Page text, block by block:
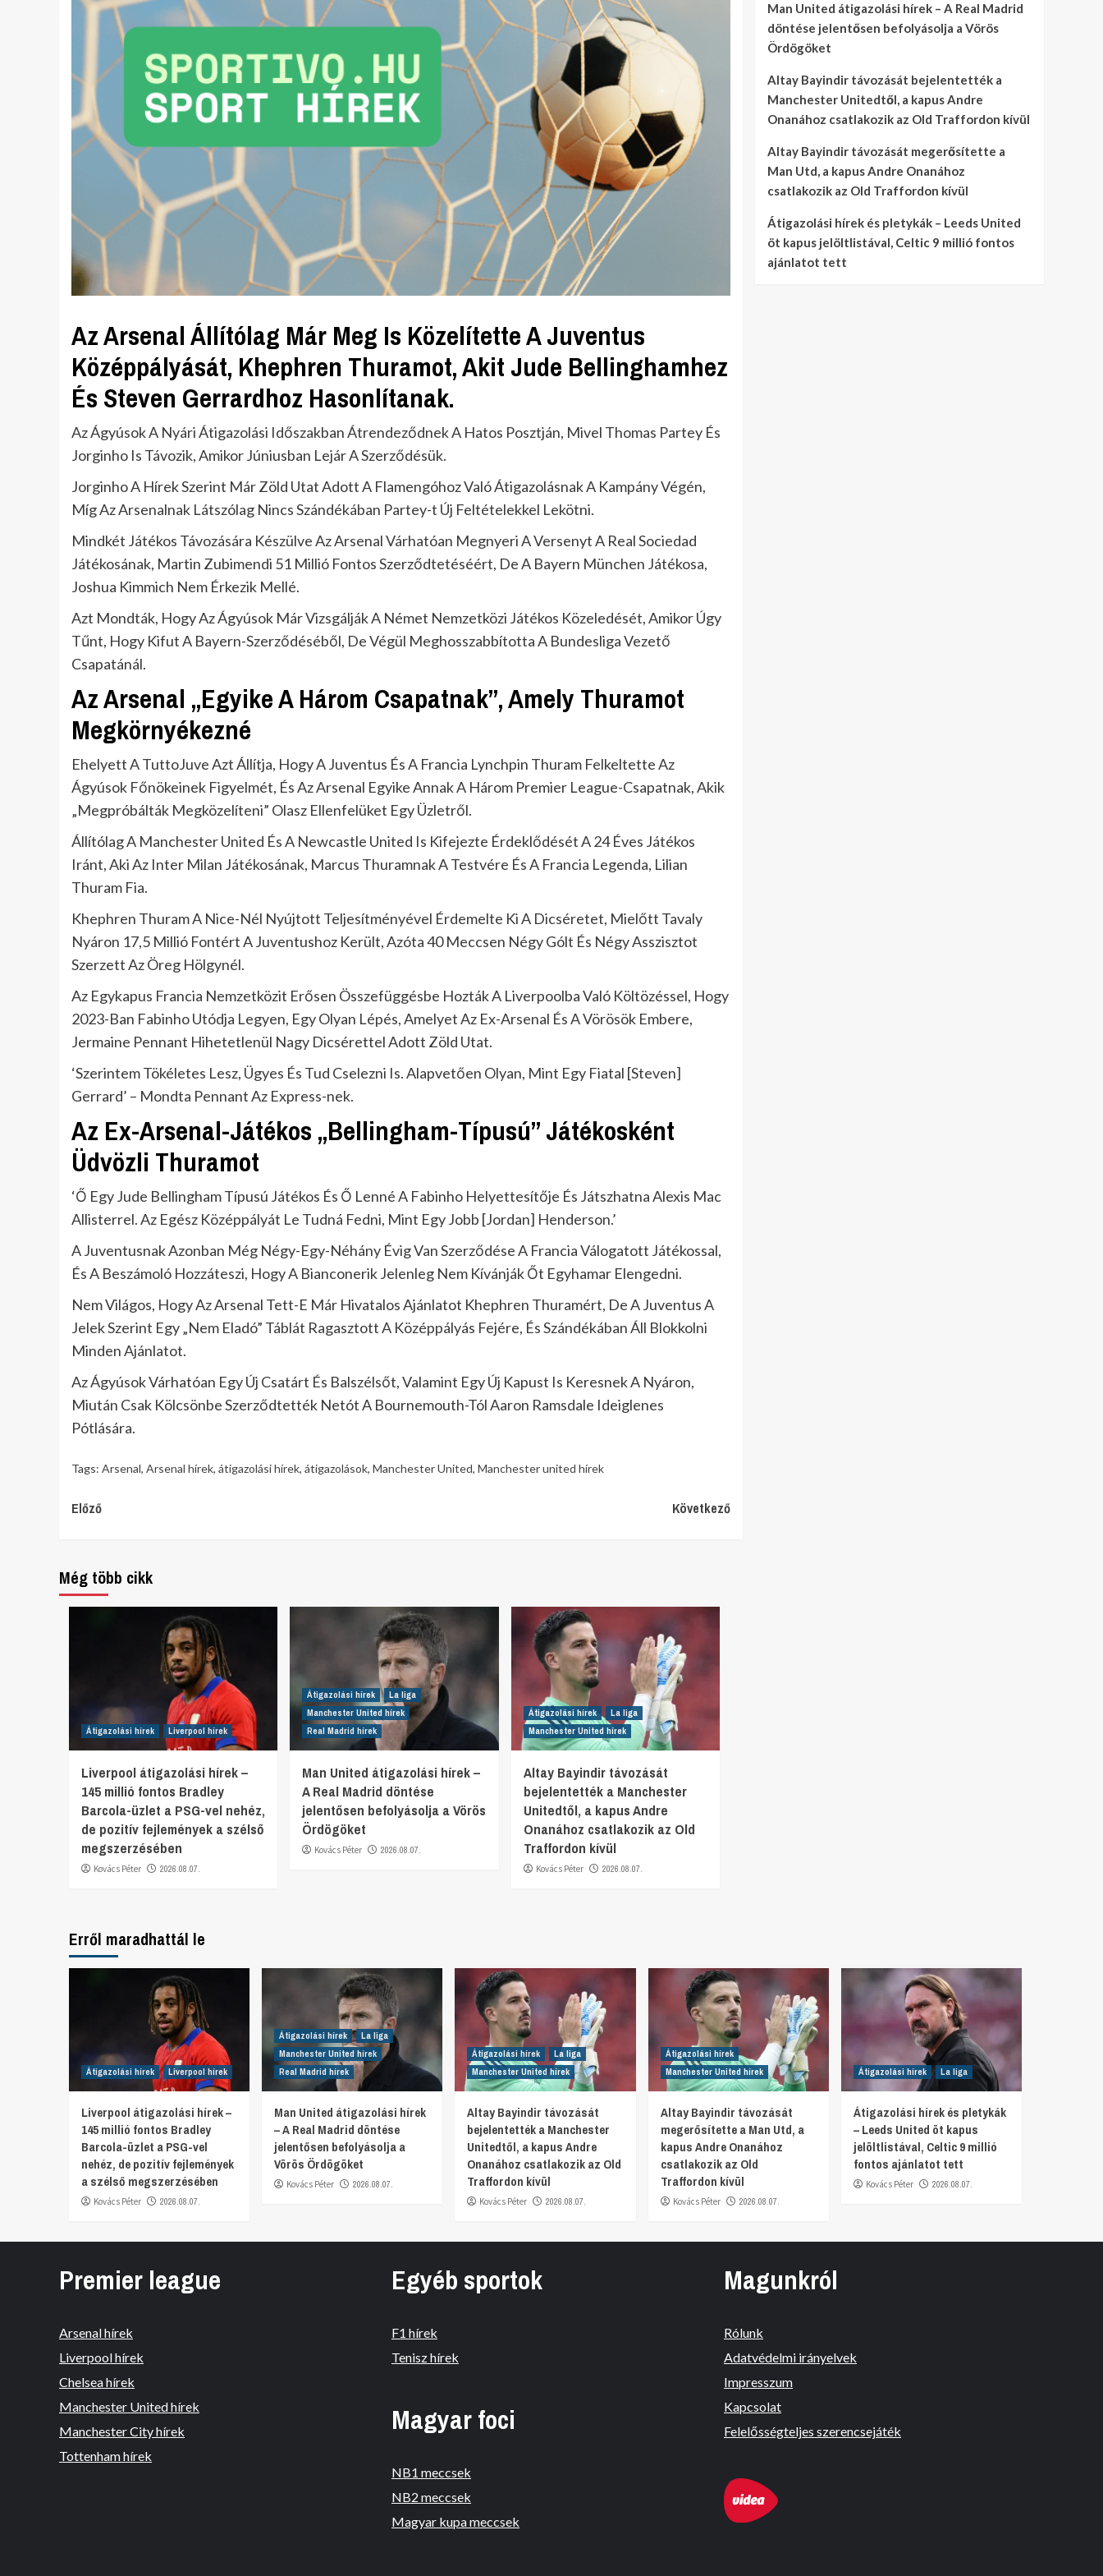
Az Arsenal Állítólag Már Meg Is Közelítette A Juventus
Középpályását, Khephren Thuramot, Akit Jude Bellinghamhez
És Steven Gerrardhoz Hasonlítanak.
Az Ágyúsok A Nyári Átigazolási Időszakban Átrendeződnek A Hatos Posztján, Mivel Thomas Partey És
Jorginho Is Távozik, Amikor Júniusban Lejár A Szerződésük.
Jorginho A Hírek Szerint Már Zöld Utat Adott A Flamengóhoz Való Átigazolásnak A Kampány Végén,
Míg Az Arsenalnak Látszólag Nincs Szándékában Partey-t Új Feltételekkel Lekötni.
Mindkét Játékos Távozására Készülve Az Arsenal Várhatóan Megnyeri A Versenyt A Real Sociedad
Játékosának, Martin Zubimendi 51 Millió Fontos Szerződtetéséért, De A Bayern München Játékosa,
Joshua Kimmich Nem Érkezik Mellé.
Azt Mondták, Hogy Az Ágyúsok Már Vizsgálják A Német Nemzetközi Játékos Közeledését, Amikor Úgy
Tűnt, Hogy Kifut A Bayern-Szerződéséből, De Végül Meghosszabbította A Bundesliga Vezető
Csapatánál.
Az Arsenal „Egyike A Három Csapatnak”, Amely Thuramot
Megkörnyékezné
Ehelyett A TuttoJuve Azt Állítja, Hogy A Juventus És A Francia Lynchpin Thuram Felkeltette Az
Ágyúsok Főnökeinek Figyelmét, És Az Arsenal Egyike Annak A Három Premier League-Csapatnak, Akik
„Megpróbálták Megközelíteni” Olasz Ellenfelüket Egy Üzletről.
Állítólag A Manchester United És A Newcastle United Is Kifejezte Érdeklődését A 24 Éves Játékos
Iránt, Aki Az Inter Milan Játékosának, Marcus Thuramnak A Testvére És A Francia Legenda, Lilian
Thuram Fia.
Khephren Thuram A Nice-Nél Nyújtott Teljesítményével Érdemelte Ki A Dicséretet, Mielőtt Tavaly
Nyáron 17,5 Millió Fontért A Juventushoz Került, Azóta 40 Meccsen Négy Gólt És Négy Asszisztot
Szerzett Az Öreg Hölgynél.
Az Egykapus Francia Nemzetközit Erősen Összefüggésbe Hozták A Liverpoolba Való Költözéssel, Hogy
2023-Ban Fabinho Utódja Legyen, Egy Olyan Lépés, Amelyet Az Ex-Arsenal És A Vörösök Embere,
Jermaine Pennant Hihetetlenül Nagy Dicsérettel Adott Zöld Utat.
‘Szerintem Tökéletes Lesz, Ügyes És Tud Cselezni Is. Alapvetően Olyan, Mint Egy Fiatal [Steven]
Gerrard’ – Mondta Pennant Az Express-nek.
Az Ex-Arsenal-Játékos „Bellingham-Típusú” Játékosként
Üdvözli Thuramot
‘Ő Egy Jude Bellingham Típusú Játékos És Ő Lenné A Fabinho Helyettesítője És Játszhatna Alexis Mac
Allisterrel. Az Egész Középpályát Le Tudná Fedni, Mint Egy Jobb [Jordan] Henderson.’
A Juventusnak Azonban Még Négy-Egy-Néhány Évig Van Szerződése A Francia Válogatott Játékossal,
És A Beszámoló Hozzáteszi, Hogy A Bianconerik Jelenleg Nem Kívánják Őt Egyhamar Elengedni.
Nem Világos, Hogy Az Arsenal Tett-E Már Hivatalos Ajánlatot Khephren Thuramért, De A Juventus A
Jelek Szerint Egy „Nem Eladó” Táblát Ragasztott A Középpályás Fejére, És Szándékában Áll Blokkolni
Minden Ajánlatot.
Az Ágyúsok Várhatóan Egy Új Csatárt És Balszélsőt, Valamint Egy Új Kapust Is Keresnek A Nyáron,
Miután Csak Kölcsönbe Szerződtették Netót A Bournemouth-Tól Aaron Ramsdale Ideiglenes
Pótlására.
Tags: Arsenal, Arsenal hírek, átigazolási hírek, átigazolások, Manchester United, Manchester united hírek
Continue
Előző Következő
Még több cikk
Átigazolási hírek Liverpool hírek
Liverpool átigazolási hírek –
145 millió fontos Bradley
Barcola-üzlet a PSG-vel nehéz,
de pozitív fejlemények a szélső
megszerzésében
Kovács Péter 2026.08.07.
Átigazolási hírek
La liga
Manchester United hírek
Real Madrid hírek
Man United átigazolási hírek –
A Real Madrid döntése
jelentősen befolyásolja a Vörös
Ördögöket
Kovács Péter 2026.08.07.
Átigazolási hírek
La liga
Manchester United hírek
Altay Bayindir távozását
bejelentették a Manchester
Unitedtől, a kapus Andre
Onanához csatlakozik az Old
Traffordon kívül
Kovács Péter 2026.08.07.
Man United átigazolási hírek – A Real Madrid
döntése jelentősen befolyásolja a Vörös
Ördögöket
Altay Bayindir távozását bejelentették a
Manchester Unitedtől, a kapus Andre
Onanához csatlakozik az Old Traffordon kívül
Altay Bayindir távozását megerősítette a
Man Utd, a kapus Andre Onanához
csatlakozik az Old Traffordon kívül
Átigazolási hírek és pletykák – Leeds United
öt kapus jelöltlistával, Celtic 9 millió fontos
ajánlatot tett
Erről maradhattál le
Átigazolási hírek Liverpool hírek
Liverpool átigazolási hírek –
145 millió fontos Bradley
Barcola-üzlet a PSG-vel
nehéz, de pozitív fejlemények
a szélső megszerzésében
Kovács Péter 2026.08.07.
Átigazolási hírek
La liga
Manchester United hírek
Real Madrid hírek
Man United átigazolási hírek
– A Real Madrid döntése
jelentősen befolyásolja a
Vörös Ördögöket
Kovács Péter 2026.08.07.
Átigazolási hírek
La liga
Manchester United hírek
Altay Bayindir távozását
bejelentették a Manchester
Unitedtől, a kapus Andre
Onanához csatlakozik az Old
Traffordon kívül
Kovács Péter 2026.08.07.
Átigazolási hírek
Manchester United hírek
Altay Bayindir távozását
megerősítette a Man Utd, a
kapus Andre Onanához
csatlakozik az Old
Traffordon kívül
Kovács Péter 2026.08.07.
Átigazolási hírek La liga
Átigazolási hírek és pletykák
– Leeds United öt kapus
jelöltlistával, Celtic 9 millió
fontos ajánlatot tett
Kovács Péter 2026.08.07.
Premier league
Arsenal hírek
Liverpool hírek
Chelsea hírek
Manchester United hírek
Manchester City hírek
Tottenham hírek
Egyéb sportok
F1 hírek
Tenisz hírek
Magyar foci
NB1 meccsek
NB2 meccsek
Magyar kupa meccsek
Magunkról
Rólunk
Adatvédelmi irányelvek
Impresszum
Kapcsolat
Felelősségteljes szerencsejáték